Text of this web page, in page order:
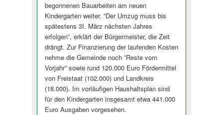
begonnenen Bauarbeiten am neuen
Kindergarten weiter. ”Der Umzug muss bis
spätestens 3I. März nächsten Jahres
erfolgen”, erklärt der Bürgermeister, die Zeit
drängt. Zur Finanzierung der laufenden Kosten
nehme die Gemeinde noch ”Reste vom
Vorjahr” sowie rund 120.000 Euro Fördermittel
von Freistaat (102.000) und Landkreis
(18.000). Im vorläufigen Haushaltsplan sind
für den Kindergarten insgesamt etwa 441.000
Euro Ausgaben vorgesehen.